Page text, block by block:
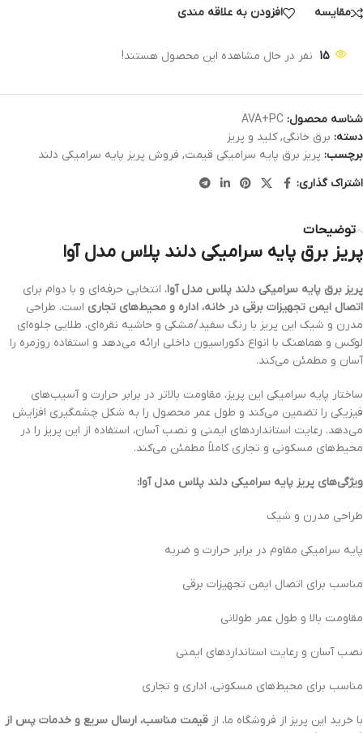
مقایسه افزودن به علاقه مندی
15 نفر در حال مشاهده این محصول هستند!
شناسه محصول: AVA+PC
دسته: برق خانگی, کلید و پریز
برچسب: پریز برق پایه سرامیکی قیمت, فروش پریز پایه سرامیکی دلند
اشتراک گذاری:
توضیحات
پریز برق پایه سرامیکی دلند پلاس مدل آوا
پریز برق پایه سرامیکی دلند پلاس مدل آوا، انتخابی حرفه‌ای و با دوام برای
اتصال ایمن تجهیزات برقی در خانه، اداره و محیط‌های تجاری است. طراحی
مدرن و شیک این پریز با رنگ سفید/مشکی و حاشیه نقره‌ای، طلایی جلوه‌ای
لوکس و هماهنگ با انواع دکوراسیون داخلی ارائه می‌دهد و استفاده روزمره را
آسان و مطمئن می‌کند.
ساختار پایه سرامیکی این پریز، مقاومت بالاتر در برابر حرارت و آسیب‌های
فیزیکی را تضمین می‌کند و طول عمر محصول را به شکل چشمگیری افزایش
می‌دهد. رعایت استانداردهای ایمنی و نصب آسان، استفاده از این پریز را در
محیط‌های مسکونی و تجاری کاملاً مطمئن می‌کند.
ویژگی‌های پریز پایه سرامیکی دلند پلاس مدل آوا:
طراحی مدرن و شیک
پایه سرامیکی مقاوم در برابر حرارت و ضربه
مناسب برای اتصال ایمن تجهیزات برقی
مقاومت بالا و طول عمر طولانی
نصب آسان و رعایت استانداردهای ایمنی
مناسب برای محیط‌های مسکونی، اداری و تجاری
با خرید این پریز از فروشگاه ما، از قیمت مناسب، ارسال سریع و خدمات پس از